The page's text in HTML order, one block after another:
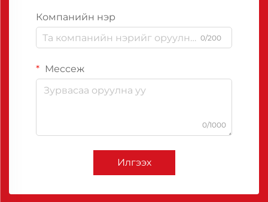
Компанийн нэр
0/200
Мессеж
0/1000
Илгээх